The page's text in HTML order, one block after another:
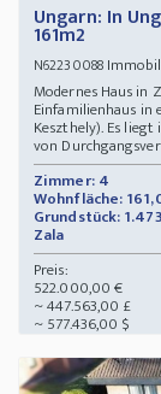
Ungarn: In
161m2
N62230088
Modernes Haus in
Einfamilienhaus in
Keszthely). Es
von
Zimmer: 4
Wohnfläche:
Grundstück:
Zala
Preis:
522.000,00 €
~ 447.563,00 £
~ 577.436,00 $